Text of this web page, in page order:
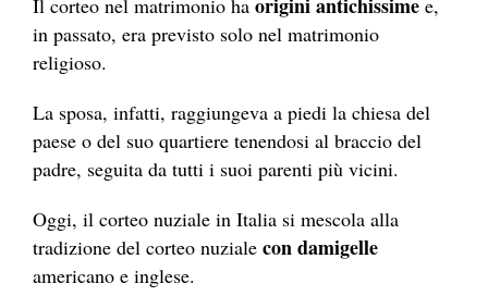
Il corteo nel matrimonio ha
e,
in passato, era previsto solo nel matrimonio
religioso.
La sposa, infatti, raggiungeva a piedi la chiesa del
paese o del suo quartiere tenendosi al braccio del
padre, seguita da tutti i suoi parenti più vicini.
Oggi, il corteo nuziale in Italia si mescola alla
tradizione del corteo nuziale con damigelle
americano e inglese.